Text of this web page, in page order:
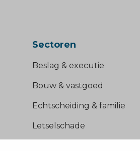
Sectoren
Beslag & executie
Bouw & vastgoed
Echtscheiding & familie
Letselschade